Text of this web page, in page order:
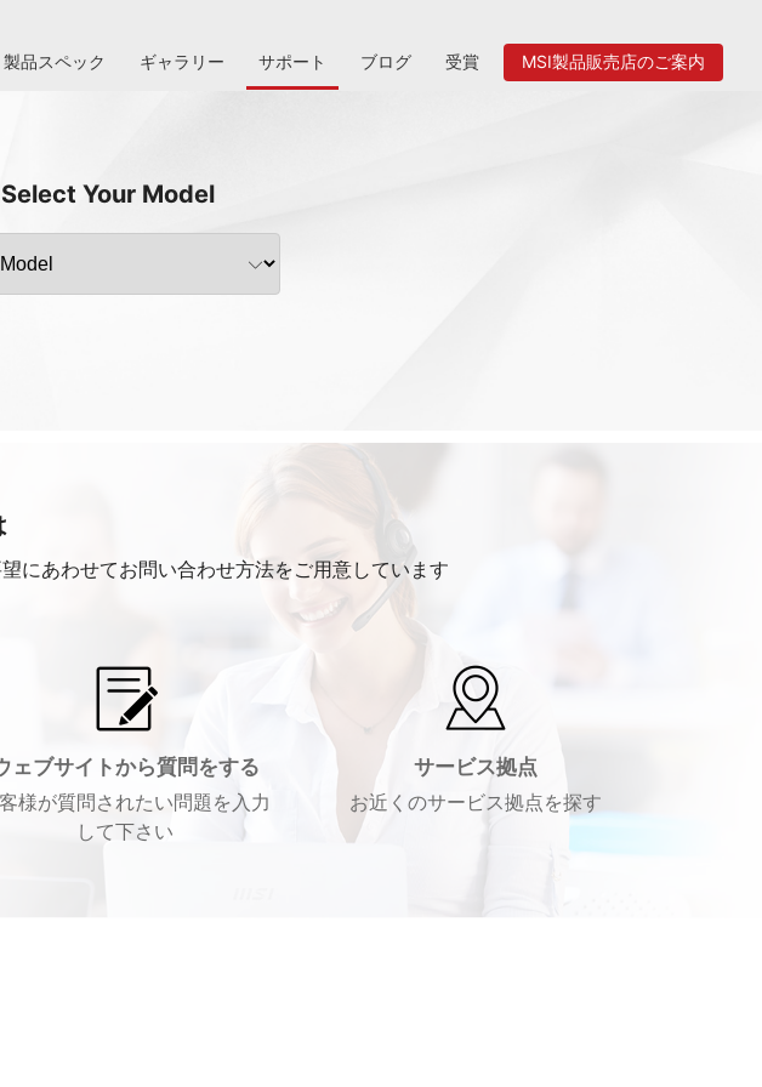
製品スペック ギャラリー サポート ブログ 受賞 MSI製品販売店のご案内
Your Model
にあわせてお問い合わせ方法をご用意しています
ェブサイトから質問をする
様が質問されたい問題を入力
して下さい
サービス拠点
お近くのサービス拠点を探す